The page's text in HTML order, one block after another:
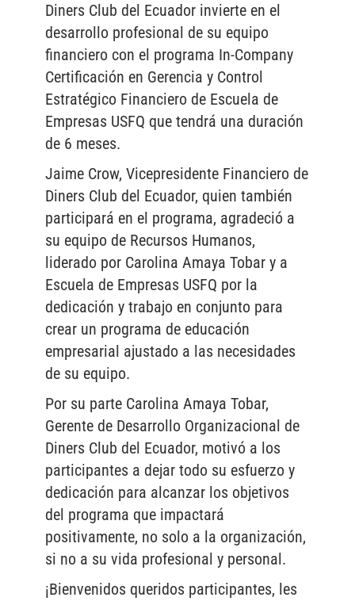
Diners Club del Ecuador invierte en el
desarrollo profesional de su equipo
financiero con el programa In-Company
Certificación en Gerencia y Control
Estratégico Financiero de Escuela de
Empresas USFQ que tendrá una duración
de 6 meses.
Jaime Crow, Vicepresidente Financiero de
Diners Club del Ecuador, quien también
participará en el programa, agradeció a
su equipo de Recursos Humanos,
liderado por Carolina Amaya Tobar y a
Escuela de Empresas USFQ por la
dedicación y trabajo en conjunto para
crear un programa de educación
empresarial ajustado a las necesidades
de su equipo.
Por su parte Carolina Amaya Tobar,
Gerente de Desarrollo Organizacional de
Diners Club del Ecuador, motivó a los
participantes a dejar todo su esfuerzo y
dedicación para alcanzar los objetivos
del programa que impactará
positivamente, no solo a la organización,
si no a su vida profesional y personal.
¡Bienvenidos queridos participantes, les